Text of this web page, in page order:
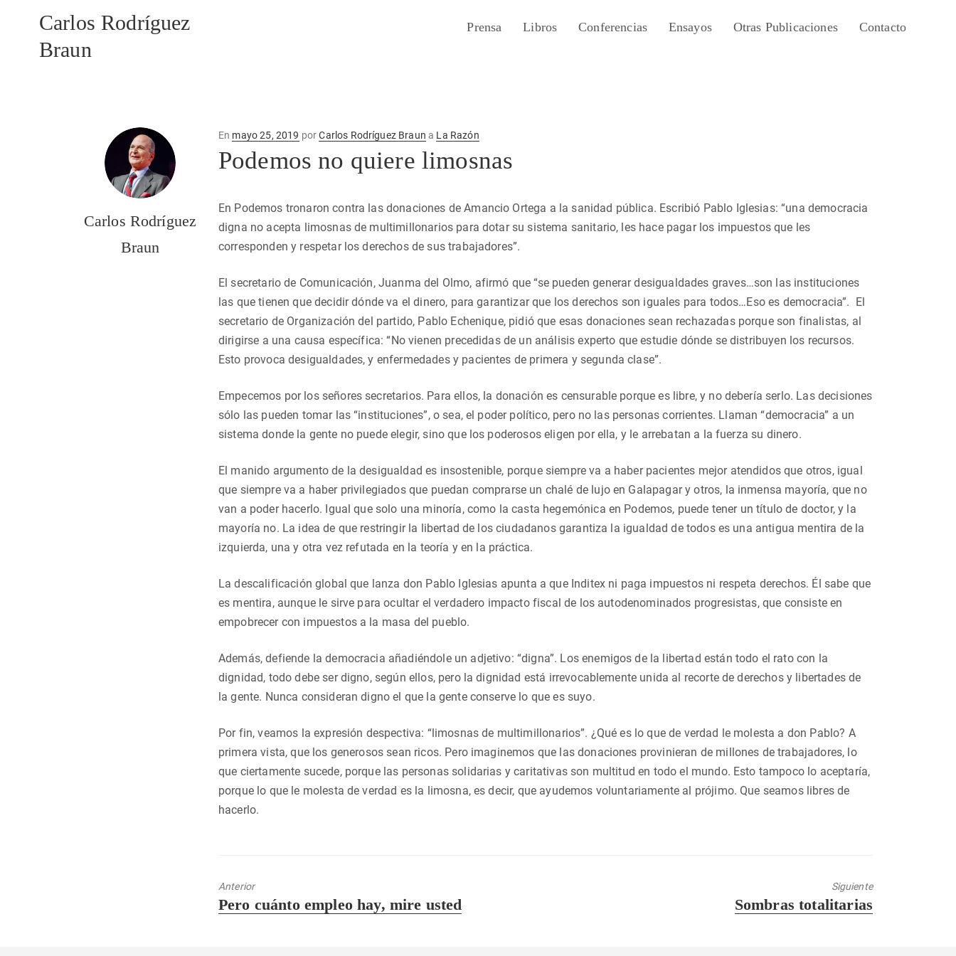
Carlos Rodríguez
Braun
Prensa Libros Conferencias Ensayos Otras Publicaciones Contacto
Carlos Rodríguez
Braun
En Publicado
mayo 25, 2019 porCarlos Rodríguez Braun a La Razón
Podemos no quiere limosnas
En Podemos tronaron contra las donaciones de Amancio Ortega a la sanidad pública. Escribió Pablo Iglesias: “una democracia
digna no acepta limosnas de multimillonarios para dotar su sistema sanitario, les hace pagar los impuestos que les
corresponden y respetar los derechos de sus trabajadores”.
El secretario de Comunicación, Juanma del Olmo, afirmó que “se pueden generar desigualdades graves…son las instituciones
las que tienen que decidir dónde va el dinero, para garantizar que los derechos son iguales para todos…Eso es democracia”. El
secretario de Organización del partido, Pablo Echenique, pidió que esas donaciones sean rechazadas porque son finalistas, al
dirigirse a una causa específica: “No vienen precedidas de un análisis experto que estudie dónde se distribuyen los recursos.
Esto provoca desigualdades, y enfermedades y pacientes de primera y segunda clase”.
Empecemos por los señores secretarios. Para ellos, la donación es censurable porque es libre, y no debería serlo. Las decisiones
sólo las pueden tomar las “instituciones”, o sea, el poder político, pero no las personas corrientes. Llaman “democracia” a un
sistema donde la gente no puede elegir, sino que los poderosos eligen por ella, y le arrebatan a la fuerza su dinero.
El manido argumento de la desigualdad es insostenible, porque siempre va a haber pacientes mejor atendidos que otros, igual
que siempre va a haber privilegiados que puedan comprarse un chalé de lujo en Galapagar y otros, la inmensa mayoría, que no
van a poder hacerlo. Igual que solo una minoría, como la casta hegemónica en Podemos, puede tener un título de doctor, y la
mayoría no. La idea de que restringir la libertad de los ciudadanos garantiza la igualdad de todos es una antigua mentira de la
izquierda, una y otra vez refutada en la teoría y en la práctica.
La descalificación global que lanza don Pablo Iglesias apunta a que Inditex ni paga impuestos ni respeta derechos. Él sabe que
es mentira, aunque le sirve para ocultar el verdadero impacto fiscal de los autodenominados progresistas, que consiste en
empobrecer con impuestos a la masa del pueblo.
Además, defiende la democracia añadiéndole un adjetivo: “digna”. Los enemigos de la libertad están todo el rato con la
dignidad, todo debe ser digno, según ellos, pero la dignidad está irrevocablemente unida al recorte de derechos y libertades de
la gente. Nunca consideran digno el que la gente conserve lo que es suyo.
Por fin, veamos la expresión despectiva: “limosnas de multimillonarios”. ¿Qué es lo que de verdad le molesta a don Pablo? A
primera vista, que los generosos sean ricos. Pero imaginemos que las donaciones provinieran de millones de trabajadores, lo
que ciertamente sucede, porque las personas solidarias y caritativas son multitud en todo el mundo. Esto tampoco lo aceptaría,
porque lo que le molesta de verdad es la limosna, es decir, que ayudemos voluntariamente al prójimo. Que seamos libres de
hacerlo.
Anterior
Entrada
Pero cuánto empleo hay, mire usted
Siguiente
Entrada
Sombras totalitarias